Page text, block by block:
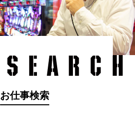
お仕事検索